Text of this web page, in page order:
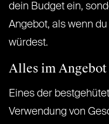
dein Budget ein,
Angebot, als wenn
würdest.
Alles im Angebot
Eines der
Verwendung von